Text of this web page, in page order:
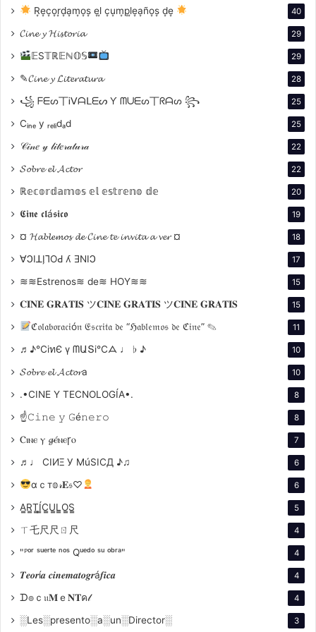
A pesar de su fama, Kubrick llevaba una vida privada
Christiane, y su vida en el Reino Unido también
influyeron en su trabajo.
Kubrick tenía una fuerte conexión con su herencia
europea, lo que influyó en su estilo y en su decisión
R͙e͙c͙o͙r͙d͙a͙m͙o͙s͙ e͙l͙ c͙u͙m͙p͙l͙e͙a͙ño͙s͙ d͙e͙ 40
𝓒𝓲𝓷𝓮 𝔂 𝓗𝓲𝓼𝓽𝓸𝓻𝓲𝓪 29
𝔼S𝕋ℝ𝔼ℕ𝕆𝕊 29
✎𝓒𝓲𝓷𝓮 𝔂 𝓛𝓲𝓽𝓮𝓻𝓪𝓽𝓾𝓻𝓪 28
꧁ ᖴᗴᔕ丅Ꭵᐯᗩᒪᗴᔕ Ƴ ᗰᑌᗴᔕ丅ᖇᗩᔕ ꧂ 25
Cᵢₙₑ y ᵣₑₗᵢdₐd 25
𝒞𝒾𝓃𝑒 𝓎 𝓁𝒾𝓉𝑒𝓇𝒶𝓉𝓊𝓇𝒶 22
𝓢𝓸𝓫𝓻𝓮 𝓮𝓵 𝓐𝓬𝓽𝓸𝓻 22
ℝ𝕖𝕔𝕠𝕣𝕕𝕒𝕞𝕠𝕤 𝕖𝕝 𝕖𝕤𝕥𝕣𝕖𝕟𝕠 𝕕𝕖 20
𝕮𝖎𝖓𝖊 𝖈𝖑á𝖘𝖎𝖈𝖔 19
¤ 𝓗𝓪𝓫𝓵𝓮𝓶𝓸𝓼 𝓭𝓮 𝓒𝓲𝓷𝓮 𝓽𝓮 𝓲𝓷𝓿𝓲𝓽𝓪 𝓪 𝓿𝓮𝓻 ¤ 18
∀ϽIꓕI̗⅂OԀ ʎ ƎNIϽ 17
≋≋Estrenos≋ de≋ HOY≋≋ 15
𝐂𝐈𝐍𝐄 𝐆𝐑𝐀𝐓𝐈𝐒 ツ𝐂𝐈𝐍𝐄 𝐆𝐑𝐀𝐓𝐈𝐒 ツ𝐂𝐈𝐍𝐄 𝐆𝐑𝐀𝐓𝐈𝐒 15
ℭ𝔬𝔩𝔞𝔟𝔬𝔯𝔞𝔠𝔦ó𝔫 𝔈𝔰𝔠𝔯𝔦𝔱𝔞 𝔡𝔢 “ℌ𝔞𝔟𝔩𝔢𝔪𝔬𝔰 𝔡𝔢 ℭ𝔦𝔫𝔢” ✎ 11
♬♪℃іทЄ ү ᗰԱՏі℃ᗋ ♩ ♭ ♪ 10
𝓢𝓸𝓫𝓻𝓮 𝓮𝓵 𝓐𝓬𝓽𝓸𝓻a 10
.•CINE Y TECNOLOGÍA•. 8
☝𝙲𝚒𝚗𝚎 𝚢 𝙶é𝚗𝚎𝚛𝚘 8
Ⲥⲓⲛⲉ ⲩ 𝓰ⲉ́ⲛⲉꞅⲟ 7
♬♩ CIИΞ У MúSICД ♪♫ 6
αｃт𝕠𝓇𝐄𝔰♡ 6
A̳R̳T̳Í̳C̳U̳L̳O̳S̳ 5
ㄒ乇尺尺ㄖ尺 4
"ᴾᵒʳ ˢᵘᵉʳᵗᵉ ⁿᵒˢ Qᵘᵉᵈᵒ ˢᵘ ᵒᵇʳᵃ" 4
𝑻𝒆𝒐𝒓í𝒂 𝒄𝒊𝒏𝒆𝒎𝒂𝒕𝒐𝒈𝒓á𝒇𝒊𝒄𝒂 4
ᗪ๏ｃ𝔲𝐌ｅ𝐍𝐓ค𝓁 4
░Les░presento░a░un░Director░ 3